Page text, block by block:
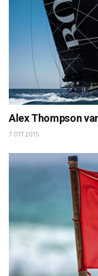
Alex Thompson
7 OTT 2015